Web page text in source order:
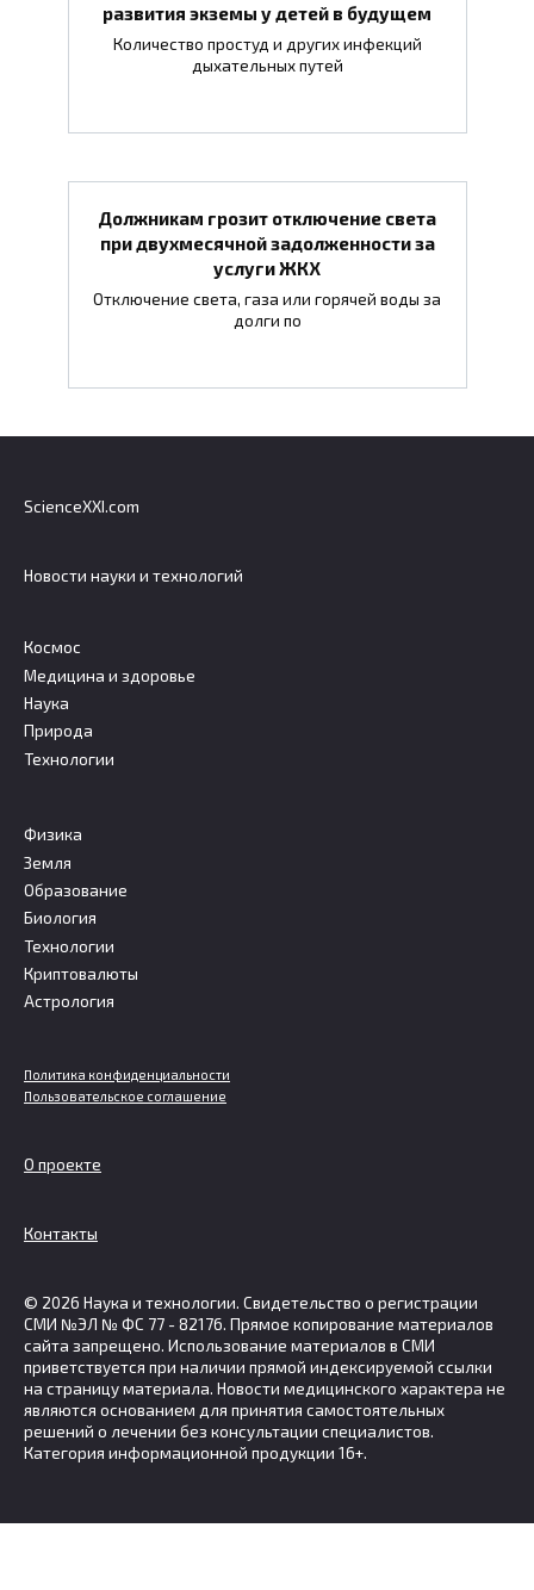
развития экземы у детей в будущем
Количество простуд и других инфекций
дыхательных путей
Должникам грозит отключение света
при двухмесячной задолженности за
услуги ЖКХ
Отключение света, газа или горячей воды за
долги по
ScienceXXI.com
Новости науки и технологий
Космос
Медицина и здоровье
Наука
Природа
Технологии
Физика
Земля
Образование
Биология
Технологии
Криптовалюты
Астрология
Политика конфиденциальности
Пользовательское соглашение
О проекте
Контакты
© 2026 Наука и технологии. Свидетельство о регистрации
СМИ №ЭЛ № ФС 77 - 82176. Прямое копирование материалов
сайта запрещено. Использование материалов в СМИ
приветствуется при наличии прямой индексируемой ссылки
на страницу материала. Новости медицинского характера не
являются основанием для принятия самостоятельных
решений о лечении без консультации специалистов.
Категория информационной продукции 16+.